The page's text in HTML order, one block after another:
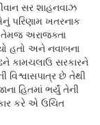
સર શાહનવાઝ
પરિણામ ખતરનાક
અરાજક્તા
હતો અને નવાબના
કામચલાઉ સરકારને
છે તેથી
હિતમાં ભર્યું તેની
કરે એ ઉચિત